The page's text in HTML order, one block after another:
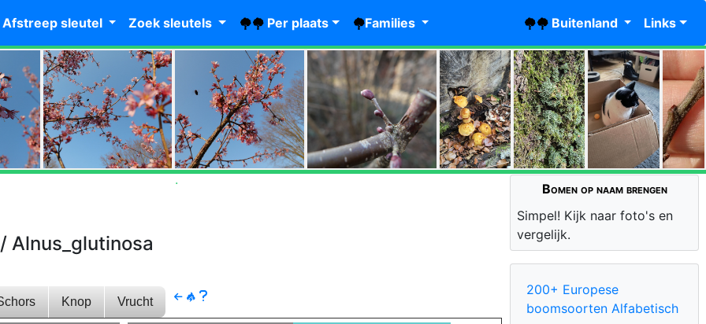
Afstreep sleutel Zoek sleutels Per plaats Families Buitenland Links
.
.
Alnus_glutinosa
Knop Vrucht
Bomen op naam brengen
Simpel! Kijk naar foto's en
vergelijk.
200+ Europese
boomsoorten Alfabetisch